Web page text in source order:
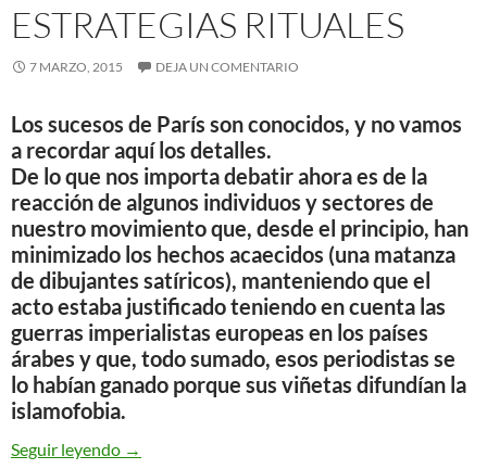
ESTRATEGIAS RITUALES
7 MARZO, 2015 DEJA UN COMENTARIO
Los sucesos de París son conocidos, y no vamos
a recordar aquí los detalles.
De lo que nos importa debatir ahora es de la
reacción de algunos individuos y sectores de
nuestro movimiento que, desde el principio, han
minimizado los hechos acaecidos (una matanza
de dibujantes satíricos), manteniendo que el
acto estaba justificado teniendo en cuenta las
guerras imperialistas europeas en los países
árabes y que, todo sumado, esos periodistas se
lo habían ganado porque sus viñetas difundían la
islamofobia.
Seguir leyendo Estrategias rituales
→